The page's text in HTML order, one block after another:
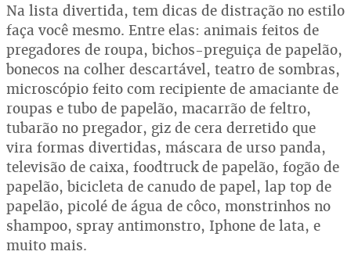
Na lista divertida, tem dicas de distração no estilo
faça você mesmo. Entre elas: animais feitos de
pregadores de roupa, bichos-preguiça de papelão,
bonecos na colher descartável, teatro de sombras,
microscópio feito com recipiente de amaciante de
roupas e tubo de papelão, macarrão de feltro,
tubarão no pregador, giz de cera derretido que
vira formas divertidas, máscara de urso panda,
televisão de caixa, foodtruck de papelão, fogão de
papelão, bicicleta de canudo de papel, lap top de
papelão, picolé de água de côco, monstrinhos no
shampoo, spray antimonstro, Iphone de lata, e
muito mais.